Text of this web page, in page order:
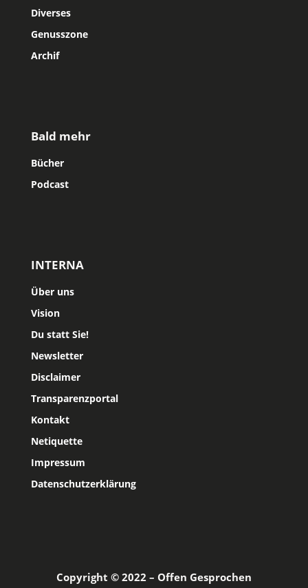
Diverses
Genusszone
Archif
Bald mehr
Bücher
Podcast
INTERNA
Über uns
Vision
Du statt Sie!
Newsletter
Disclaimer
Transparenzportal
Kontakt
Netiquette
Impressum
Datenschutzerklärung
Copyright © 2022 – Offen Gesprochen